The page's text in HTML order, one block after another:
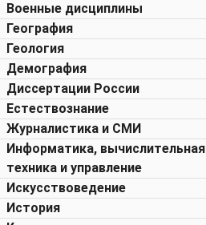
Военные дисциплины
География
Геология
Демография
Диссертации России
Естествознание
Журналистика и СМИ
Информатика, вычислительная
техника и управление
Искусствоведение
История